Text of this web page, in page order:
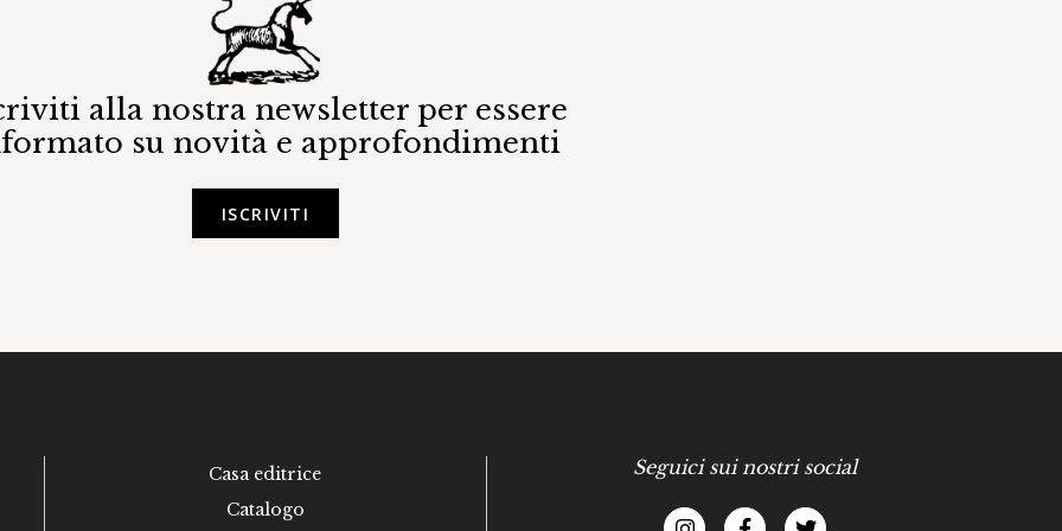
alla nostra newsletter per essere
su novità e approfondimenti
ISCRIVITI
Casa editrice
Catalogo
Seguici sui nostri social